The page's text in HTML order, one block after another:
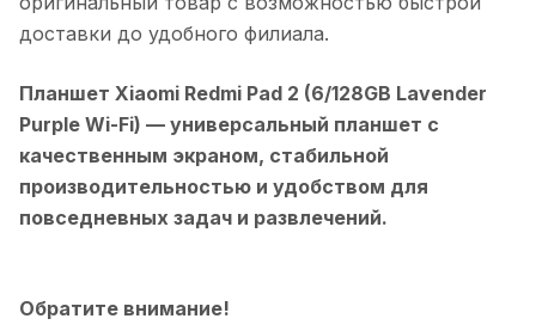
доставки до удобного филиала.
Планшет Xiaomi Redmi Pad 2 (6/128GB Lavender
Purple Wi-Fi) — универсальный планшет с
качественным экраном, стабильной
производительностью и удобством для
повседневных задач и развлечений.
Обратите внимание!